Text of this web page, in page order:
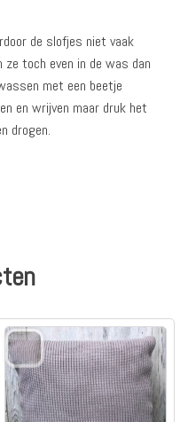
de slofjes niet vaak
toch even in de was dan
met een beetje
en wrijven maar druk het
drogen.